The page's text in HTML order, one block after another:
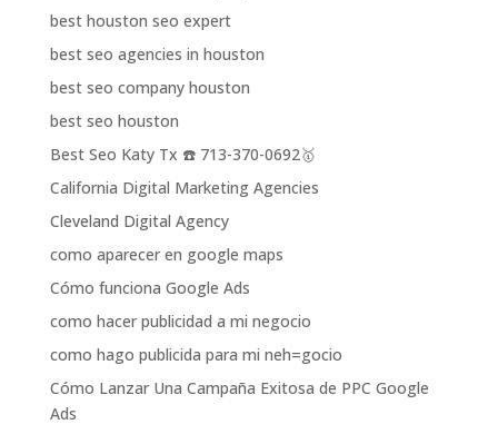
best houston seo expert
best seo agencies in houston
best seo company houston
best seo houston
Best Seo Katy Tx ☎️ 713-370-0692🥇
California Digital Marketing Agencies
Cleveland Digital Agency
como aparecer en google maps
Cómo funciona Google Ads
como hacer publicidad a mi negocio
como hago publicida para mi neh=gocio
Cómo Lanzar Una Campaña Exitosa de PPC Google
Ads